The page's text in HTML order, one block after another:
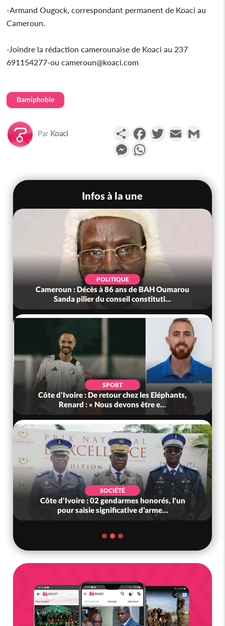
-Armand Ougock, correspondant permanent de Koaci au
Cameroun.
-Joindre la rédaction camerounaise de Koaci au 237
691154277-ou cameroun@koaci.com
Bamiphobie
Par Koaci PartagerFacebookTwitterEmail
Messenger
Infos à la une
POLITIQUE
Cameroun : Décès à 86 ans de BAH Oumarou
Sanda pilier du conseil constituti...
SPORT
Côte d'Ivoire : De retour chez les Eléphants,
Renard : « Nous devons être e...
SOCIÉTÉ
Côte d'Ivoire : 02 gendarmes honorés, l'un
pour saisie significative d'arme...